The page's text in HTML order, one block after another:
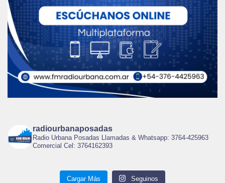
radiourbanaposadas
Radio Urbana Posadas Llamadas & Whatsapp: 3764-425963
Comercial Cel: 3764162393
Cargar Más Seguinos